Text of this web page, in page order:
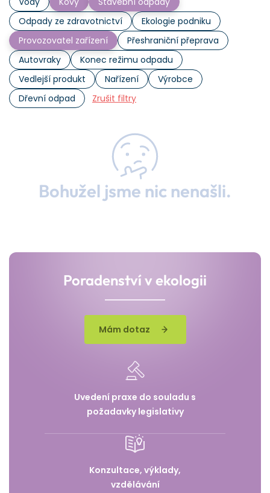
Odpady ze zdravotnictví
Ekologie podniku
Provozovatel zařízení
Přeshraniční přeprava
Autovraky
Konec režimu odpadu
Vedlejší produkt
Nařízení
Výrobce
Dřevní odpad
Zrušit filtry
Bohužel jsme nic nenašli.
Poradenství v ekologii
Mám dotaz
Uvedení praxe do souladu s
požadavky legislativy
Konzultace, výklady,
vzdělávání